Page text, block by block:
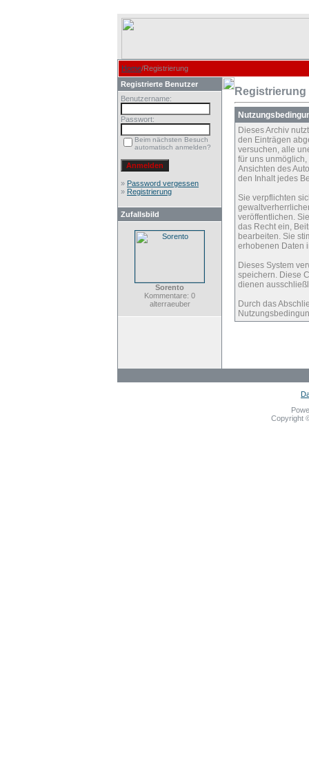
Home/Registrierung
Registrierte Benutzer
Benutzername:
Passwort:
Beim nächsten Besuch
automatisch anmelden?
» Password vergessen
» Registrierung
Zufallsbild
Sorento
Kommentare: 0
alterraeuber
Registrierung
Dieses Archiv
den Einträgen
versuchen, alle
für uns
Ansichten des
den Inhalt jedes
Sie verpflichten
veröffentlichen.
das Recht ein,
bearbeiten. Sie
erhobenen Daten
Dieses System
speichern. Diese
dienen
Durch das
Copyright